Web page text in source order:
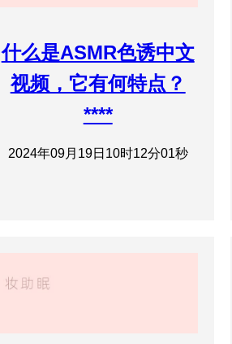
什么是ASMR色诱中文
视频，它有何特点？
****
2024年09月19日10时12分01秒